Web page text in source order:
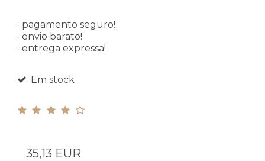
- pagamento seguro!
- envio barato!
- entrega expressa!
Em stock
35,13 EUR